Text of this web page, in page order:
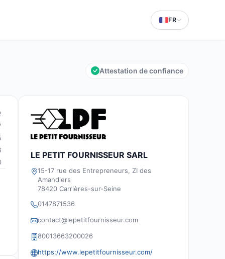
FR
Attestation de confiance
LE PETIT FOURNISSEUR SARL
15-17 rue des Entrepreneurs, ZI des
Amandiers
78420 Carrières-sur-Seine
0147871536
contact@lepetitfournisseur.com
80013663200026
https://www.lepetitfournisseur.com/